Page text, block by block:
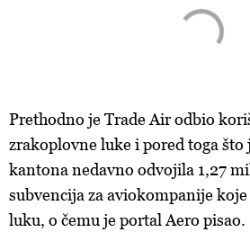
Prethodno je Trade Air odbio
zrakoplovne luke i pored toga što
kantona nedavno odvojila 1,27
subvencija za aviokompanije
luku, o čemu je portal Aero pisao.